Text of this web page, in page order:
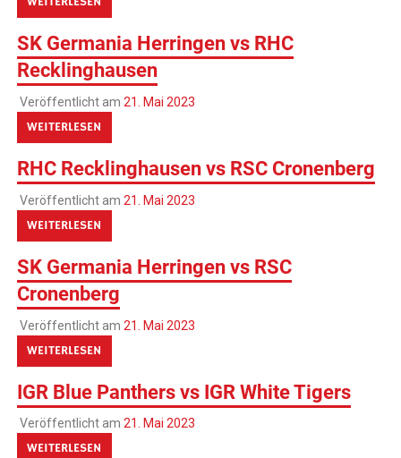
SK Germania Herringen vs RHC
Recklinghausen
Veröffentlicht am 21. Mai 2023
WEITERLESEN
RHC Recklinghausen vs RSC Cronenberg
Veröffentlicht am 21. Mai 2023
WEITERLESEN
SK Germania Herringen vs RSC
Cronenberg
Veröffentlicht am 21. Mai 2023
WEITERLESEN
IGR Blue Panthers vs IGR White Tigers
Veröffentlicht am 21. Mai 2023
WEITERLESEN